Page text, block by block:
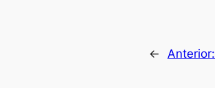
← Anterior: